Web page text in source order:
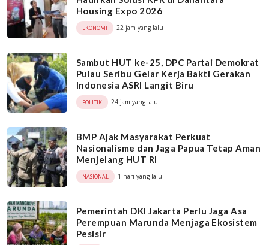
Housing Expo 2026
EKONOMI 22 jam yang lalu
Sambut HUT ke-25, DPC Partai Demokrat
Pulau Seribu Gelar Kerja Bakti Gerakan
Indonesia ASRI Langit Biru
POLITIK 24 jam yang lalu
BMP Ajak Masyarakat Perkuat
Nasionalisme dan Jaga Papua Tetap Aman
Menjelang HUT RI
NASIONAL 1 hari yang lalu
Pemerintah DKI Jakarta Perlu Jaga Asa
Perempuan Marunda Menjaga Ekosistem
Pesisir